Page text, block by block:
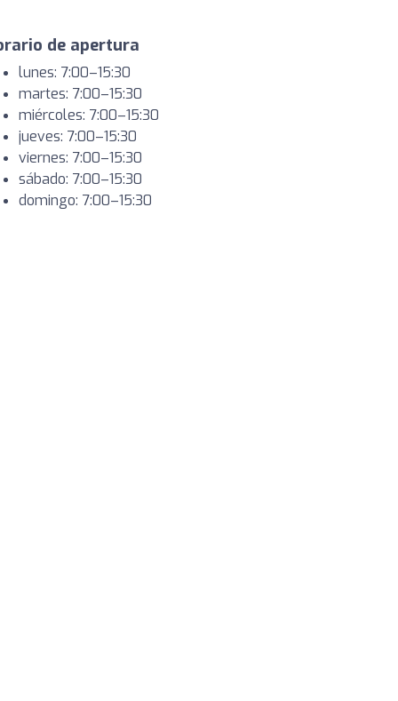
de apertura
lunes: 7:00–15:30
martes: 7:00–15:30
miércoles: 7:00–15:30
jueves: 7:00–15:30
viernes: 7:00–15:30
sábado: 7:00–15:30
domingo: 7:00–15:30